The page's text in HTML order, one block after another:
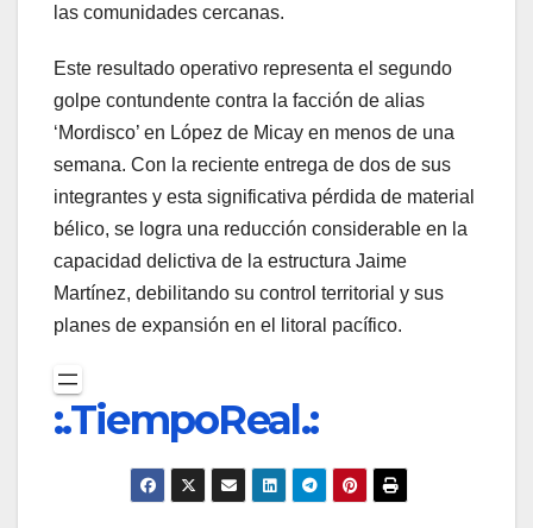
las comunidades cercanas.
Este resultado operativo representa el segundo
golpe contundente contra la facción de alias
‘Mordisco’ en López de Micay en menos de una
semana. Con la reciente entrega de dos de sus
integrantes y esta significativa pérdida de material
bélico, se logra una reducción considerable en la
capacidad delictiva de la estructura Jaime
Martínez, debilitando su control territorial y sus
planes de expansión en el litoral pacífico.
:.TiempoReal.: